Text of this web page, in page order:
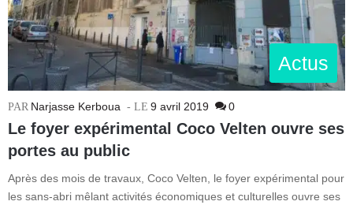
Actus
Narjasse Kerboua 9 avril 2019 0
Le foyer expérimental Coco Velten ouvre ses
portes au public
Après des mois de travaux, Coco Velten, le foyer expérimental pour
les sans-abri mêlant activités économiques et culturelles ouvre ses